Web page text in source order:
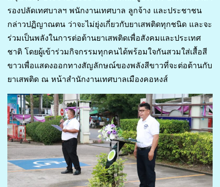
รองปลัดเทศบาลฯ พนักงานเทศบาล ลูกจ้าง และประชาชน
กล่าวปฏิญาณตน ว่าจะไม่ยุ่งเกี่ยวกับยาเสพติดทุกชนิด และจะ
ร่วมเป็นพลังในการต่อต้านยาเสพติดเพื่อสังคมและประเทศ
ชาติ โดยผู้เข้าร่วมกิจกรรมทุกคนได้พร้อมใจกันสวมใส่เสื้อสี
ขาวเพื่อแสดงออกทางสัญลักษณ์ของพลังสีขาวที่จะต่อต้านกับ
ยาเสพติด ณ หน้าสำนักงานเทศบาลเมืองคอหงส์